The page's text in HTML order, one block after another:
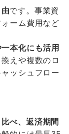
です。事業資
ーム費用など
本化にも活用
えや複数のロ
ッシュフロー
べ、返済期間